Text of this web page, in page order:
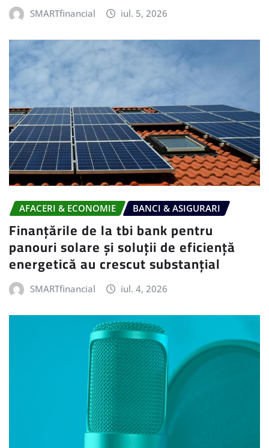
SMARTfinancial iul. 5, 2026
AFACERI & ECONOMIE BANCI & ASIGURARI
Finanțările de la tbi bank pentru
panouri solare și soluții de eficiență
energetică au crescut substanțial
SMARTfinancial iul. 4, 2026